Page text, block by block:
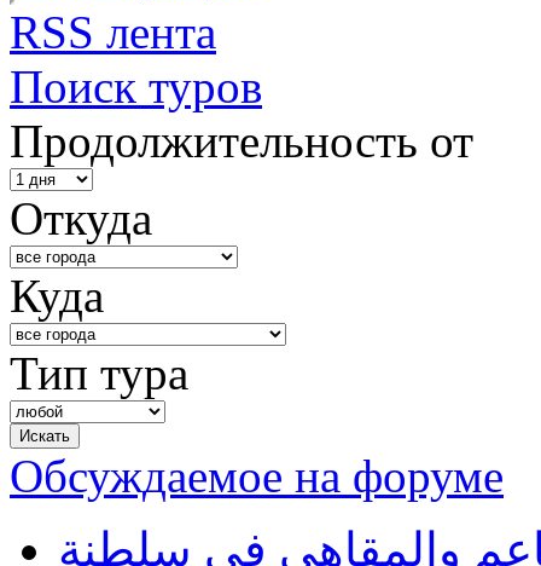
RSS лента
Поиск туров
Продолжительность от
Откуда
Куда
Тип тура
Обсуждаемое на форуме
والمقاهي في سلطنة